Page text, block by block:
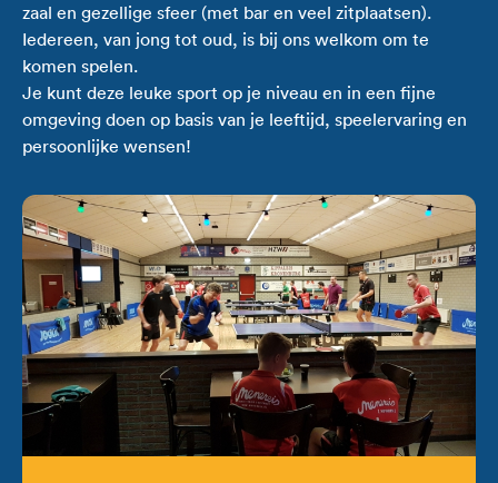
zaal en gezellige sfeer (met bar en veel zitplaatsen).
Iedereen, van jong tot oud, is bij ons welkom om te
komen spelen.
Je kunt deze leuke sport op je niveau en in een fijne
omgeving doen op basis van je leeftijd, speelervaring en
persoonlijke wensen!